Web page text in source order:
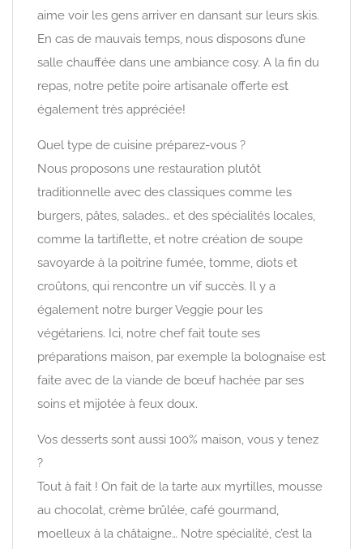
aime voir les gens arriver en dansant sur leurs skis.
En cas de mauvais temps, nous disposons d’une
salle chauffée dans une ambiance cosy. A la fin du
repas, notre petite poire artisanale offerte est
également très appréciée!
Quel type de cuisine préparez-vous ?
Nous proposons une restauration plutôt
traditionnelle avec des classiques comme les
burgers, pâtes, salades… et des spécialités locales,
comme la tartiflette, et notre création de soupe
savoyarde à la poitrine fumée, tomme, diots et
croûtons, qui rencontre un vif succès. Il y a
également notre burger Veggie pour les
végétariens. Ici, notre chef fait toute ses
préparations maison, par exemple la bolognaise est
faite avec de la viande de bœuf hachée par ses
soins et mijotée à feux doux.
Vos desserts sont aussi 100% maison, vous y tenez
?
Tout à fait ! On fait de la tarte aux myrtilles, mousse
au chocolat, crème brûlée, café gourmand,
moelleux à la châtaigne… Notre spécialité, c’est la